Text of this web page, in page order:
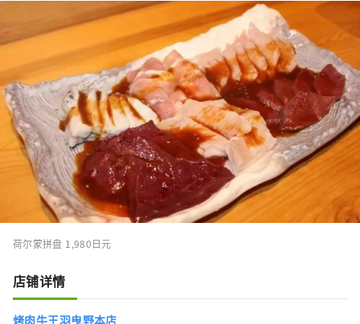
荷尔蒙拼盘 1,980日元
店铺详情
烤肉牛王羽曳野本店